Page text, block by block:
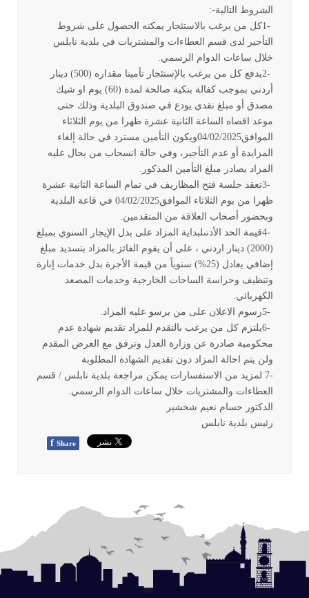
الشروط التالية:-
1-كل من يرغب بالاستئجار يمكنه الحصول على شروط
التأجير لدى قسم العطاءات والمشتريات في بلدية نابلس
خلال ساعات الدوام الرسمي.
2-
يدفع كل من يرغب بالإستئجار تأمينا مقداره (500) دينار
أردني بموجب كفالة بنكية صالحة لمدة (60) يوم او شيك
مصدق أو مبلغ نقدي يودع في صندوق البلدية وذلك حتى
موعد اقصاه الساعة الثانية عشرة ظهرا من يوم الثلاثاء
الموافق04/02/2025ويكون التأمين مسترد في حالة إلغاء
المزايدة أو عدم التأجير، وفي حالة انسحاب من يحال عليه
المزاد يصادر مبلغ التأمين المذكور .
3-تعقد جلسة فتح المظاريف في تمام الساعة الثانية عشرة
ظهرا من يوم الثلاثاء الموافق04/02/2025 في قاعة البلدية
وبحضور أصحاب العلاقة من المتقدمين.
4-قيمة الحد الأدنىلبداية المزاد على بدل الإيجار السنوي بمبلغ
(2000) دينار اردني ، على أن يقوم الفائز بالمزاد بتسديد مبلغ
إضافي يعادل (25%) سنوياً من قيمة الأجرة بدل خدمات إنارة
وتنظيف وحراسة الساحات الخارجية وخدمات المصعد
الكهربائي.
5-رسوم الاعلان على من يرسو عليه المزاد.
6-يلتزم كل من يرغب بالتقدم للمزاد تقديم شهادة عدم
محكومية صادرة عن وزارة العدل وترفق مع العرض المقدم
ولن يتم احالة المزاد دون تقديم الشهادة المطلوبة
7- لمزيد من الاستفسارات يمكن مراجعة بلدية نابلس / قسم
العطاءات والمشتريات خلال ساعات الدوام الرسمي.
الدكتور حسام نعيم شخشير
رئيس بلدية نابلس
f Share